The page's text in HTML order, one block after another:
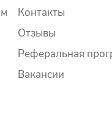
Контакты
Отзывы
Реферальная
Вакансии